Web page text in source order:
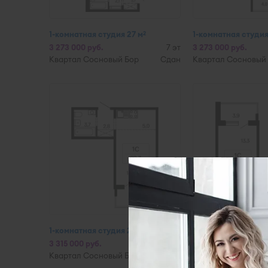
1-комнатная студия 27 м2
7 эт
Квартал Сосновый Бор
Сдан
1-комнатная
Квартал Сосновый
1-комнатная студия 25,1 м
Квартал Сосновый Бор
1-комнатная
3 315 000 руб.
Квартал Сосновый